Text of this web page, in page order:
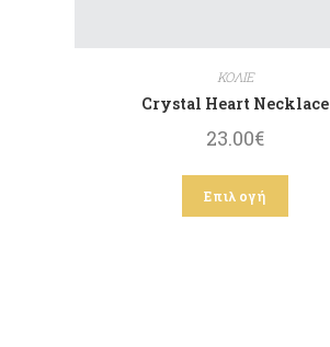
ΚΟΛΙΕ
Crystal Heart Necklace
23.00€
Επιλογή